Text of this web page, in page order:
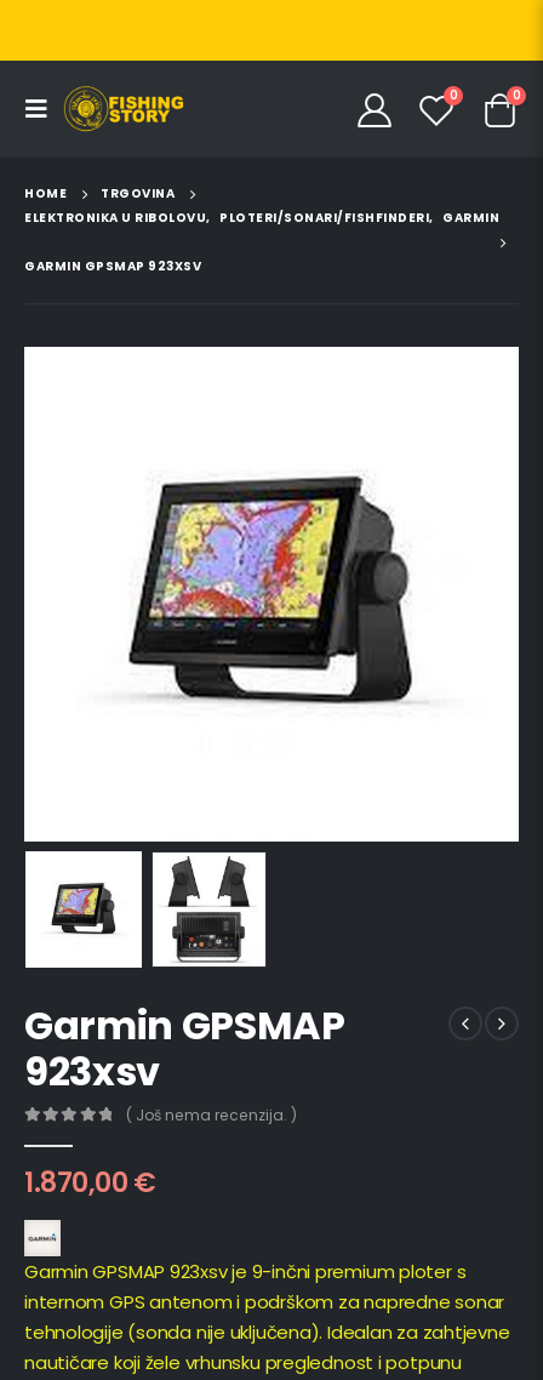
0 0
HOME
TRGOVINA
ELEKTRONIKA U RIBOLOVU, PLOTERI/SONARI/FISHFINDERI, GARMIN
GARMIN GPSMAP 923XSV
Garmin GPSMAP
923xsv
( Još nema recenzija. )
1.870,00€
Garmin GPSMAP 923xsv je 9-inčni premium ploter s
internom GPS antenom i podrškom za napredne sonar
tehnologije (sonda nije uključena). Idealan za zahtjevne
nautičare koji žele vrhunsku preglednost i potpunu